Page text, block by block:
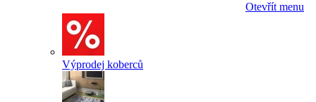
Otevřít menu
Výprodej koberců